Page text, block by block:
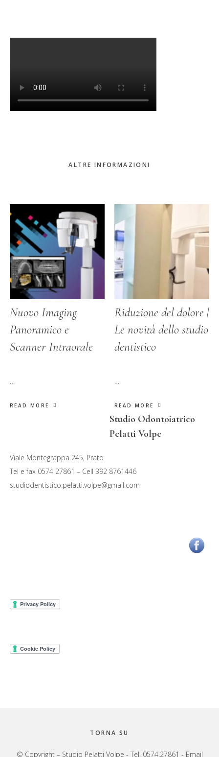
ALTRE INFORMAZIONI
Nuovo Imaging
Panoramico e
Scanner Intraorale
READ MORE
Riduzione del dolore |
Le novità dello studio
dentistico
READ MORE
Studio Odontoiatrico
Pelatti Volpe
Viale Montegrappa 245, Prato
Tel e fax 0574 27861 – Cell 392 8761446
studiodentistico.pelatti.volpe@gmail.com
TORNA SU
© Copyright – Studio Pelatti Volpe - Tel. 0574.27861 - Email